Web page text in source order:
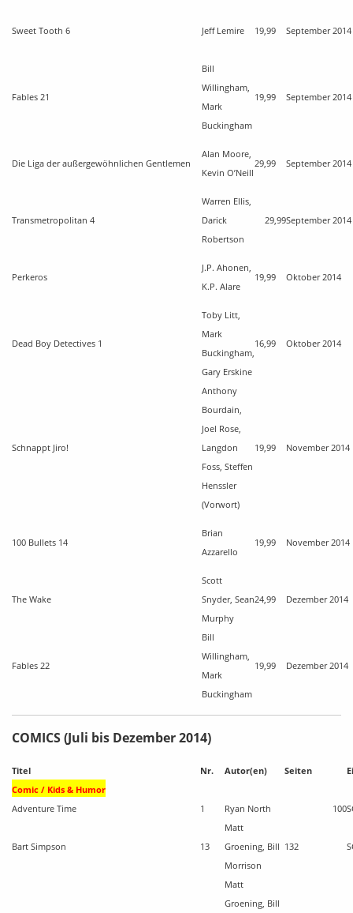
Sweet Tooth 6 Jeff Lemire 19,99 September 2014
Fables 21
Bill
Willingham,
Mark
Buckingham
19,99 September 2014
Die Liga der außergewöhnlichen Gentlemen
Alan Moore,
Kevin O’Neill
29,99 September 2014
Transmetropolitan 4
Warren Ellis,
Darick
Robertson
29,99September 2014
Perkeros
J.P. Ahonen,
K.P. Alare
19,99 Oktober 2014
Dead Boy Detectives 1
Toby Litt,
Mark
Buckingham,
Gary Erskine
16,99 Oktober 2014
Schnappt Jiro!
Anthony
Bourdain,
Joel Rose,
Langdon
Foss, Steffen
Henssler
(Vorwort)
19,99 November 2014
100 Bullets 14
Brian
Azzarello
19,99 November 2014
The Wake
Scott
Snyder, Sean
Murphy
24,99 Dezember 2014
Fables 22
Bill
Willingham,
Mark
Buckingham
19,99 Dezember 2014
COMICS (Juli bis Dezember 2014)
Titel Nr. Autor(en) Seiten
Comic / Kids & Humor
Adventure Time
1 Ryan North 100
Bart Simpson 13
Matt
Groening, Bill
Morrison
132
Matt
Groening, Bill